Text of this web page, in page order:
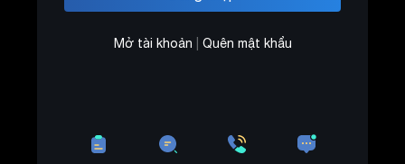
Mở tài khoản Quên mật khẩu